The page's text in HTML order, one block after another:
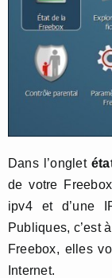
Dans l’onglet
de votre
ipv4 et d’une
Publiques, c’est
Freebox, elles
Internet.